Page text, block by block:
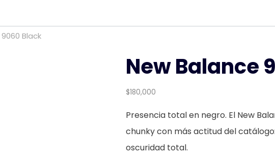
Black
New Balance
$180,000
Presencia total en negro. El New
chunky con más actitud del
oscuridad total.